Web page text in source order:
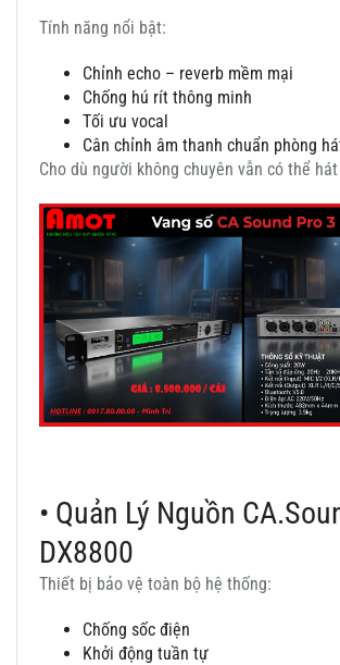
Tính năng nổi bật:
Chỉnh echo – reverb mềm mại
Chống hú rít thông minh
Tối ưu vocal
Cân chỉnh âm thanh chuẩn phòng
Cho dù người không chuyên vẫn có thể
• Quản Lý Nguồn
DX8800
Thiết bị bảo vệ toàn bộ hệ thống:
Chống sốc điện
Khởi động tuần tự